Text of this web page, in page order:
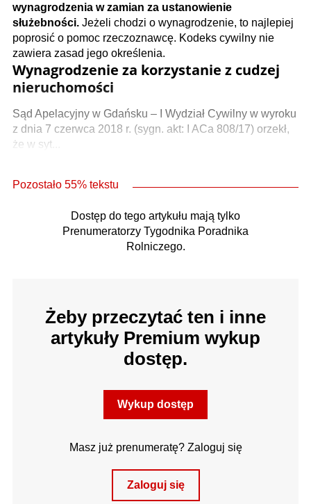
wynagrodzenia w zamian za ustanowienie
służebności. Jeżeli chodzi o wynagrodzenie, to najlepiej
poprosić o pomoc rzeczoznawcę. Kodeks cywilny nie
zawiera zasad jego określenia.
Wynagrodzenie za korzystanie z cudzej
nieruchomości
Sąd Apelacyjny w Gdańsku – I Wydział Cywilny w wyroku
z dnia 7 czerwca 2018 r. (sygn. akt: I ACa 808/17) orzekł,
że w syt...
Pozostało 55% tekstu
Dostęp do tego artykułu mają tylko
Prenumeratorzy Tygodnika Poradnika
Rolniczego.
Żeby przeczytać ten i inne
artykuły Premium wykup
dostęp.
Wykup dostęp
Masz już prenumeratę? Zaloguj się
Zaloguj się